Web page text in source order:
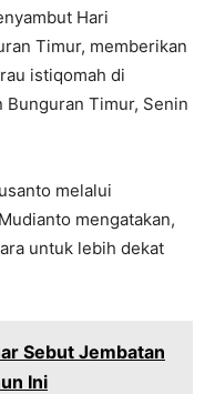
Hari
Timur, memberikan
istiqomah di
Bunguran Timur, Senin
melalui
mengatakan,
untuk lebih dekat
Sebut Jembatan
Ini